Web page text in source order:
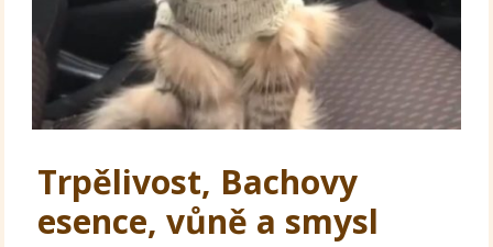
Trpělivost, Bachovy
esence, vůně a smysl